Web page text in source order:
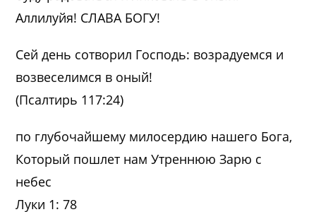
Аллилуйя! СЛАВА БОГУ!
Сей день сотворил Господь: возрадуемся и
возвеселимся в оный!
(Псалтирь 117:24)
по глубочайшему милосердию нашего Бога,
Который пошлет нам Утреннюю Зарю с
небес
Луки 1: 78